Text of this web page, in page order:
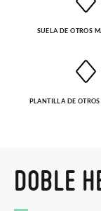
SUELA DE OTROS
PLANTILLA DE OTROS
DOBLE